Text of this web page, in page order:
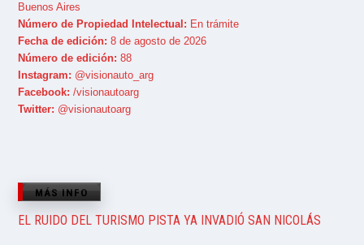
Buenos Aires
Número de Propiedad Intelectual: En trámite
Fecha de edición: 8 de agosto de 2026
Número de edición: 88
Instagram: @visionauto_arg
Facebook: /visionautoarg
Twitter: @visionautoarg
MÁS INFO
EL RUIDO DEL TURISMO PISTA YA INVADIÓ SAN NICOLÁS